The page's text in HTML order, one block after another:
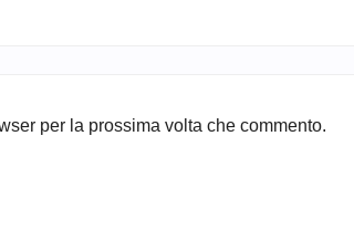
per la prossima volta che commento.